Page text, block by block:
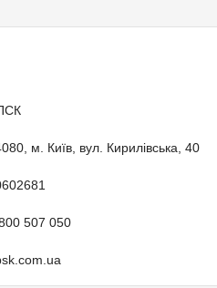
м. Київ, вул. Кирилівська, 40
507 050